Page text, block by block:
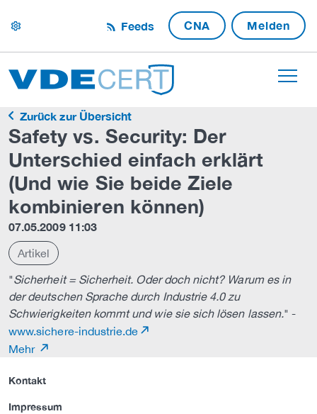
settings Feeds CNA Melden
Zurück zur Übersicht
Safety vs. Security: Der
Unterschied einfach erklärt
(Und wie Sie beide Ziele
kombinieren können)
07.05.2009 11:03
Artikel
"Sicherheit = Sicherheit. Oder doch nicht? Warum es in
der deutschen Sprache durch Industrie 4.0 zu
Schwierigkeiten kommt und wie sie sich lösen lassen." -
www.sichere-industrie.de
Mehr
Kontakt
Impressum